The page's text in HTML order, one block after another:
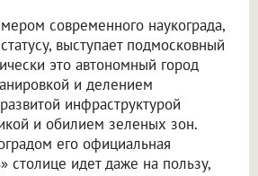
современного наукограда,
выступает подмосковный
это автономный город
и делением
инфраструктурой
и обилием зеленых зон.
его официальная
столице идет даже на пользу,